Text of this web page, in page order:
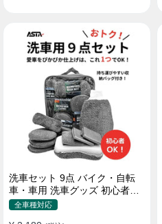
洗車セット 9点 バイク・自転
車・車用 洗車グッズ 初心者向
け 洗車ブラシ スポンジ タオル
全車種対応